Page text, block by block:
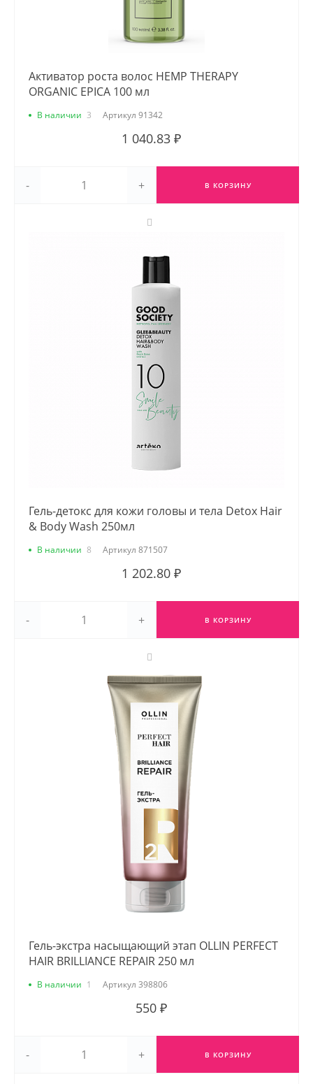
Активатор роста волос HEMP THERAPY
ORGANIC EPICA 100 мл
В наличии 3 Артикул 91342
1 040.83 ₽
- + В КОРЗИНУ
Гель-детокс для кожи головы и тела Detox Hair
& Body Wash 250мл
В наличии 8 Артикул 871507
1 202.80 ₽
- + В КОРЗИНУ
Гель-экстра насыщающий этап OLLIN PERFECT
HAIR BRILLIANCE REPAIR 250 мл
В наличии 1 Артикул 398806
550 ₽
- + В КОРЗИНУ